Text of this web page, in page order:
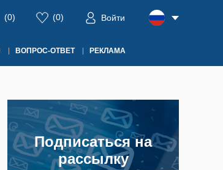
(0) (0) Войти
ВОПРОС-ОТВЕТ РЕКЛАМА
Подписаться на
рассылку